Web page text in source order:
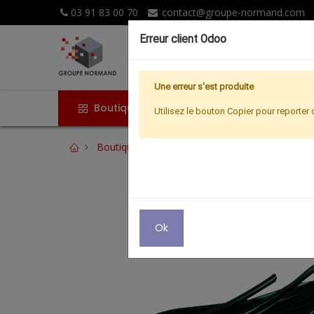
03 91 83 00 70 contact@groupe-normand.com
Boutique Accueil
Boutique
Erreur client Odoo
Une erreur s'est produite
Utilisez le bouton Copier pour reporter
Ok